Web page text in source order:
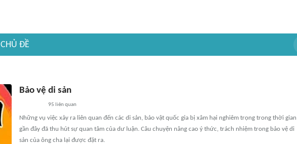
CHỦ ĐỀ
Bảo vệ di sản
95 liên quan
Những vụ việc xảy ra liên quan đến các di sản, bảo vật quốc gia bị xâm hại nghiêm trọng trong thời gian
gần đây đã thu hút sự quan tâm của dư luận. Câu chuyện nâng cao ý thức, trách nhiệm trong bảo vệ di
sản của ông cha lại được đặt ra.